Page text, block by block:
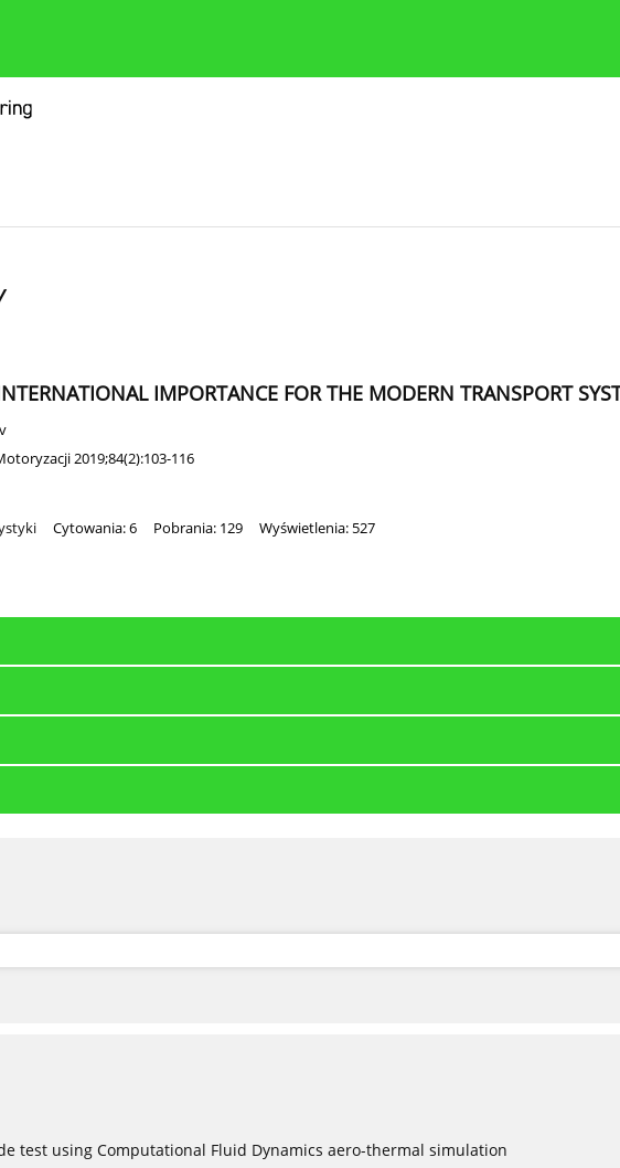
IMPORTANCE FOR THE MODERN TRANSPORT
2019;84(2):103-116
Cytowania: 6 Pobrania: 129 Wyświetlenia: 527
test using Computational Fluid Dynamics aero-thermal simulation